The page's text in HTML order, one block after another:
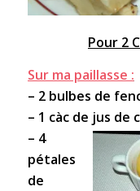
Pour 2
Sur ma paillasse :
– 2 bulbes de
– 1 càc de jus de
– 4
pétales
de